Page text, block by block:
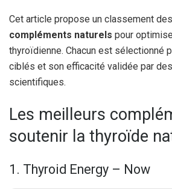
Cet article propose un classement des
compléments naturels pour
thyroïdienne. Chacun est sélectionné
ciblés et son efficacité validée par
scientifiques.
Les meilleurs
soutenir la thyroïde
1. Thyroid Energy – Now